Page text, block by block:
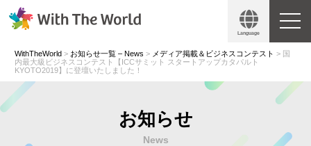
Language
WithTheWorld > お知らせ一覧 – News > メディア掲載＆ビジネスコンテスト > 国
内最大級ビジネスコンテスト【ICCサミット スタートアップカタパルト
KYOTO2019】に登壇いたしました！
お知らせ
News